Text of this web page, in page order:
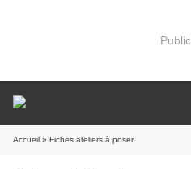
Accueil » Fiches ateliers à poser